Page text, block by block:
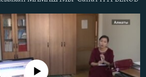
source currently available